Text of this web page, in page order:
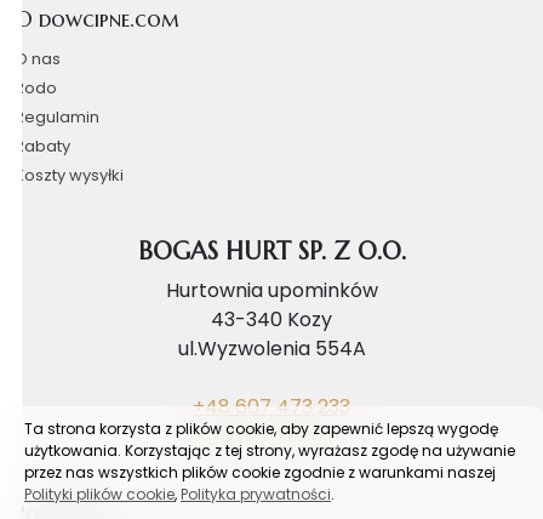
O dowcipne.com
O nas
Rodo
Regulamin
Rabaty
Koszty wysyłki
BOGAS HURT SP. Z O.O.
Hurtownia upominków
43-340 Kozy
ul.Wyzwolenia 554A
+48 607 473 233
biuro@bogashurt.pl
Poradnik
Ta strona korzysta z plików cookie, aby zapewnić lepszą wygodę
użytkowania. Korzystając z tej strony, wyrażasz zgodę na używanie
przez nas wszystkich plików cookie zgodnie z warunkami naszej
Polityki plików cookie, Polityka prywatności.